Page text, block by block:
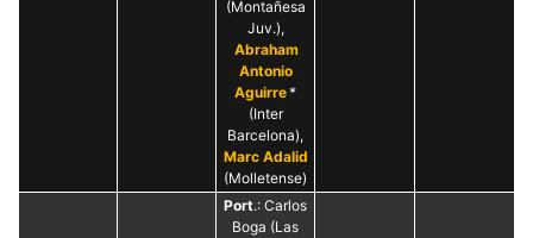
(Montañesa
Juv.),
Abraham
Antonio
Aguirre*
(Inter
Barcelona),
Marc Adalid
(Molletense)
Port.: Carlos
Boga (Las